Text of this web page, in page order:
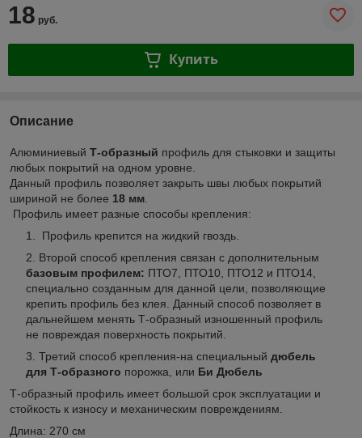
18 руб.
Купить
Описание
Алюминиевый Т-образный профиль для стыковки и защиты
любых покрытий на одном уровне.
Данный профиль позволяет закрыть швы любых покрытий
шириной не более 18 мм
Профиль имеет разные способы крепления:
Профиль крепится на жидкий гвоздь.
Второй способ крепления связан с дополнительным
базовым профилем: ПТО7, ПТО10, ПТО12 и ПТО14,
специально созданным для данной цели, позволяющие
крепить профиль без клея. Данный способ позволяет в
дальнейшем менять Т-образный изношенный профиль
не повреждая поверхность покрытий.
Третий способ крепления-на специальный дюбель
для Т-образного порожка, или Би Дюбель
Т-образный профиль имеет большой срок эксплуатации и
стойкость к износу и механическим повреждениям.
Длина: 270 см